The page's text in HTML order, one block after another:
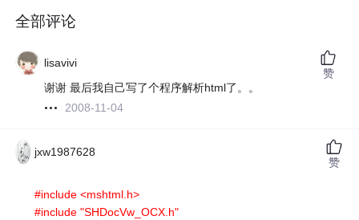
全部评论
lisavivi
谢谢 最后我自己写了个程序解析html了。。
2008-11-04
赞
jxw1987628
#include <mshtml.h>
#include "SHDocVw_OCX.h"
赞